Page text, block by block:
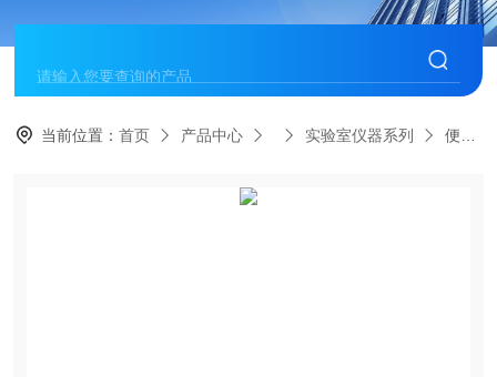
当前位置：首页 产品中心 实验室仪器系列 便携式食用油极性组分测定仪